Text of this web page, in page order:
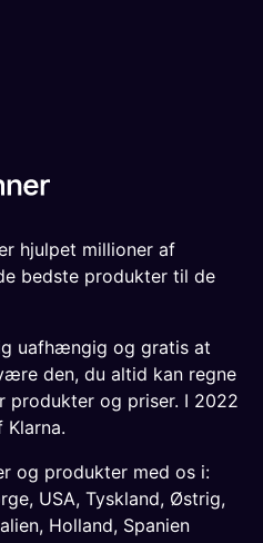
hjulpet millioner af
bedste produkter til de
uafhængig og gratis at
den, du altid kan regne
produkter og priser. I 2022
Klarna.
og produkter med os i:
, USA, Tyskland, Østrig,
, Holland, Spanien